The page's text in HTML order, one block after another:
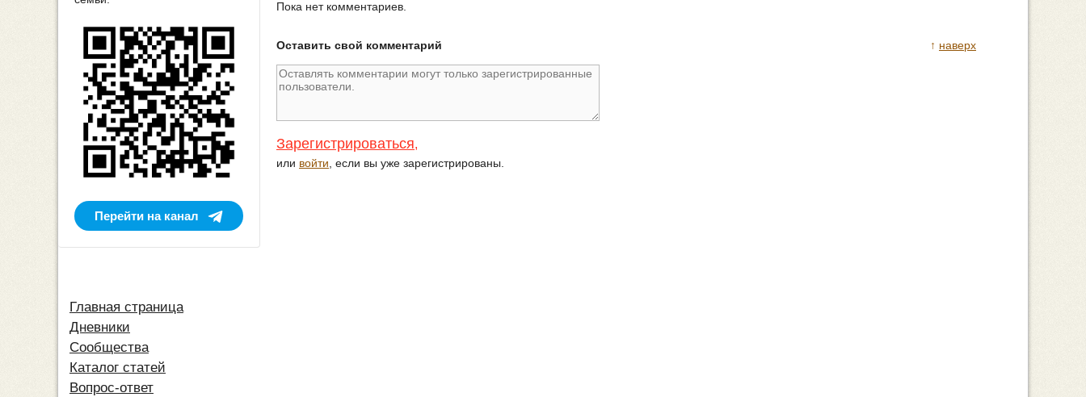
Пока нет комментариев.
↑ наверх
Оставить свой комментарий
Зарегистрироваться,
или войти , если вы уже зарегистрированы.
Перейти на канал
Главная страница
Дневники
Сообщества
Каталог статей
Вопрос-ответ